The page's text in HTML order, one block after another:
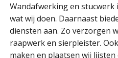
Wandafwerking en stucwerk
wat wij doen. Daarnaast
diensten aan. Zo verzorgen
raapwerk en sierpleister.
maken en plaatsen wij